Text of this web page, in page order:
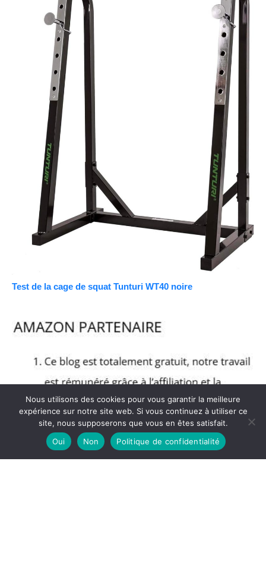
Test de la cage de squat Tunturi WT40 noire
Nous utilisons des cookies pour vous garantir la meilleure
expérience sur notre site web. Si vous continuez à utiliser ce
site, nous supposerons que vous en êtes satisfait.
Oui
Non Politique de confidentialité